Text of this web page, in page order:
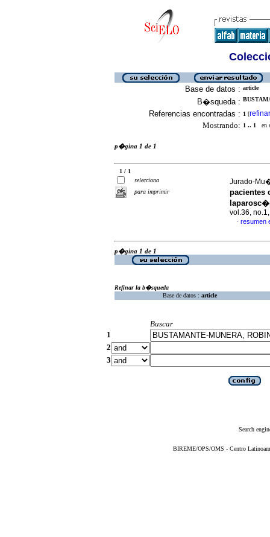
Base de datos : article
B�squeda :
Referencias encontradas : 1 [refinar
Mostrando: 1 .. 1 en
p�gina 1 de 1
1 / 1
selecciona
para imprimir
Jurado-
pacientes
vol.36,
· resumen
p�gina 1 de 1
Refinar la b�squeda
Base de datos : article
Buscar
1
2
3
Search
BIREME/OPS/OMS - Centro